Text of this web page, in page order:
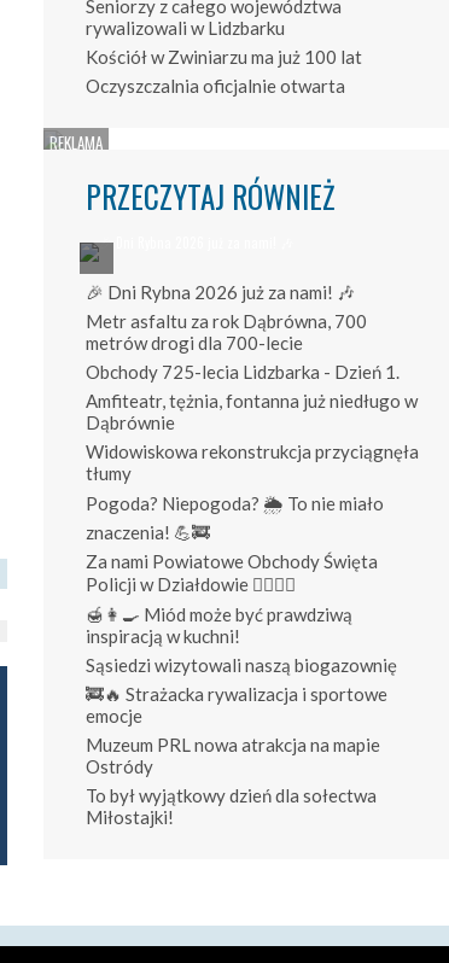
Seniorzy z całego województwa
rywalizowali w Lidzbarku
Kościół w Zwiniarzu ma już 100 lat
Oczyszczalnia oficjalnie otwarta
PRZECZYTAJ RÓWNIEŻ
🎉 Dni Rybna 2026 już za nami! 🎶
Metr asfaltu za rok Dąbrówna, 700
metrów drogi dla 700-lecie
Obchody 725-lecia Lidzbarka - Dzień 1.
Amfiteatr, tężnia, fontanna już niedługo w
Dąbrównie
Widowiskowa rekonstrukcja przyciągnęła
tłumy
Pogoda? Niepogoda? 🌦️ To nie miało
znaczenia! 💪🚒
Za nami Powiatowe Obchody Święta
Policji w Działdowie 👮‍♀️👮‍♂️
🍯👩‍🍳 Miód może być prawdziwą
inspiracją w kuchni!
Sąsiedzi wizytowali naszą biogazownię
🚒🔥 Strażacka rywalizacja i sportowe
emocje
Muzeum PRL nowa atrakcja na mapie
Ostródy
To był wyjątkowy dzień dla sołectwa
Miłostajki!